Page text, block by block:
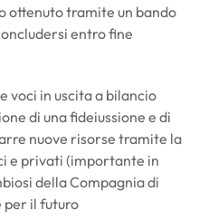
ottenuto tramite un bando
entro fine
voci in uscita a bilancio
di una fideiussione e di
nuove risorse tramite la
e privati (importante in
della Compagnia di
per il futuro